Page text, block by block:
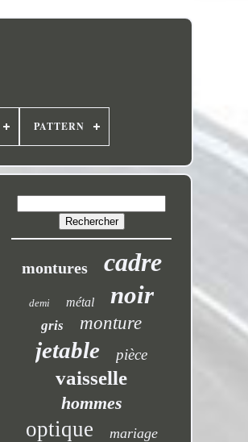
PATTERN
montures cadre
demi métal noir
gris monture
jetable pièce
vaisselle
hommes
optique mariage